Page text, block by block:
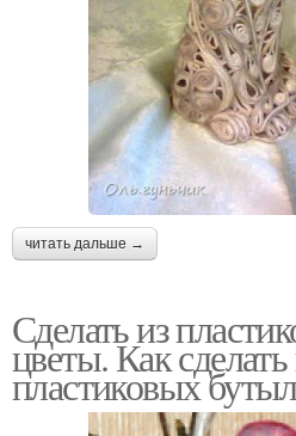
читать дальше →
Сделать из
цветы. Как
пластиковых